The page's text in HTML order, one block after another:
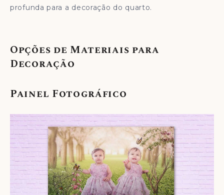
profunda para a decoração do quarto.
Opções de Materiais para
Decoração
Painel Fotográfico